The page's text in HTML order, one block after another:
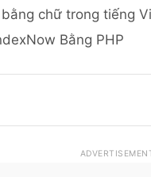
chữ trong tiếng
Bằng PHP